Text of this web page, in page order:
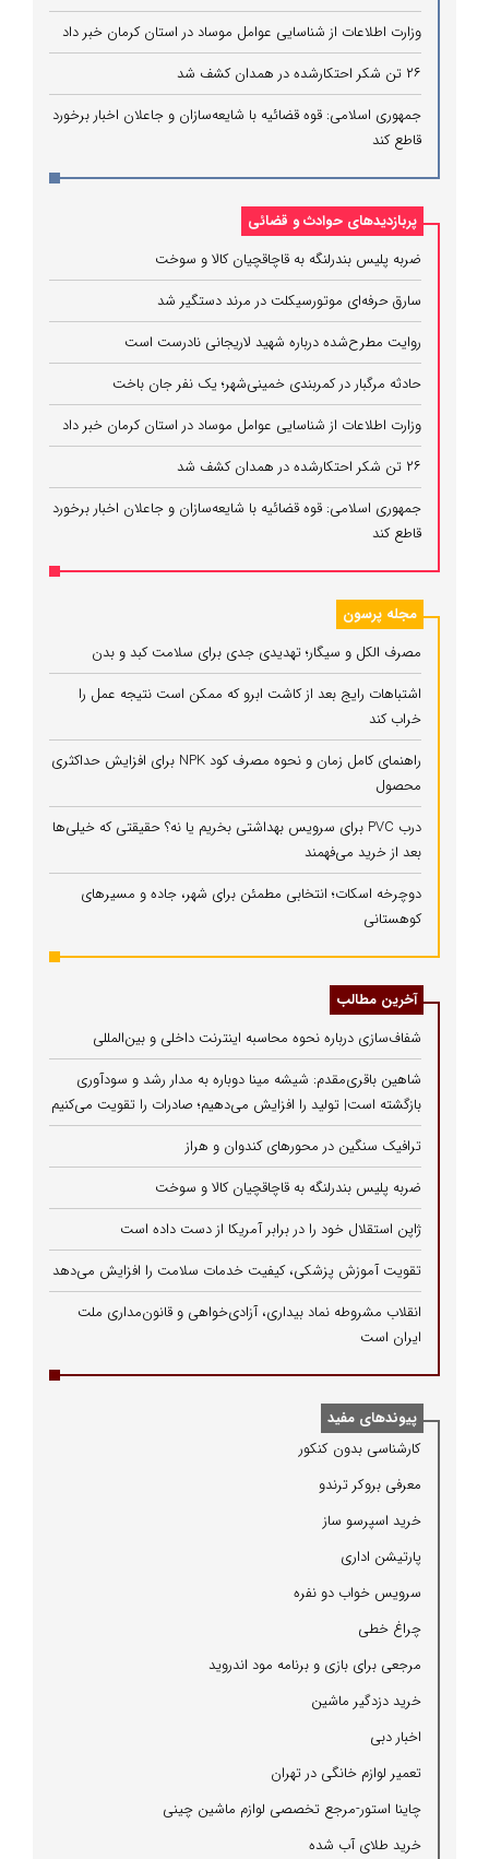
وزارت اطلاعات از شناسایی عوامل موساد در استان کرمان خبر داد
۲۶ تن شکر احتکارشده در همدان کشف شد
جمهوری اسلامی: قوه قضائیه با شایعه‌سازان و جاعلان اخبار برخورد
قاطع کند
پربازدیدهای حوادث و قضائی
ضربه پلیس بندرلنگه به قاچاقچیان کالا و سوخت
سارق حرفه‌ای موتورسیکلت در مرند دستگیر شد
روایت مطرح‌شده درباره شهید لاریجانی نادرست است
حادثه مرگبار در کمربندی خمینی‌شهر؛ یک نفر جان باخت
وزارت اطلاعات از شناسایی عوامل موساد در استان کرمان خبر داد
۲۶ تن شکر احتکارشده در همدان کشف شد
جمهوری اسلامی: قوه قضائیه با شایعه‌سازان و جاعلان اخبار برخورد
قاطع کند
مجله پرسون
مصرف الکل و سیگار؛ تهدیدی جدی برای سلامت کبد و بدن
اشتباهات رایج بعد از کاشت ابرو که ممکن است نتیجه عمل را
خراب کند
راهنمای کامل زمان و نحوه مصرف کود NPK برای افزایش حداکثری
محصول
درب PVC برای سرویس بهداشتی بخریم یا نه؟ حقیقتی که خیلی‌ها
بعد از خرید می‌فهمند
دوچرخه اسکات؛ انتخابی مطمئن برای شهر، جاده و مسیرهای
کوهستانی
آخرین مطالب
شفاف‌سازی درباره نحوه محاسبه اینترنت داخلی و بین‌المللی
شاهین باقری‌مقدم: شیشه مینا دوباره به مدار رشد و سودآوری
بازگشته است| تولید را افزایش می‌دهیم؛ صادرات را تقویت می‌کنیم
ترافیک سنگین در محورهای کندوان و هراز
ضربه پلیس بندرلنگه به قاچاقچیان کالا و سوخت
ژاپن استقلال خود را در برابر آمریکا از دست داده است
تقویت آموزش پزشکی، کیفیت خدمات سلامت را افزایش می‌دهد
انقلاب مشروطه نماد بیداری، آزادی‌خواهی و قانون‌مداری ملت
ایران است
پیوندهای مفید
كارشناسی بدون كنكور
معرفی بروكر ترندو
خرید اسپرسو ساز
پارتیشن اداری
سرویس خواب دو نفره
چراغ خطی
مرجعی برای بازی و برنامه مود اندروید
خرید دزدگیر ماشین
اخبار دبی
تعمیر لوازم خانگی در تهران
چاینا استور-مرجع تخصصی لوازم ماشین چینی
خرید طلای آب شده